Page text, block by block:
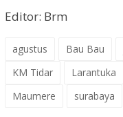
Editor: Brm
agustus Bau Bau
KM Tidar
Larantuka
Maumere
surabaya